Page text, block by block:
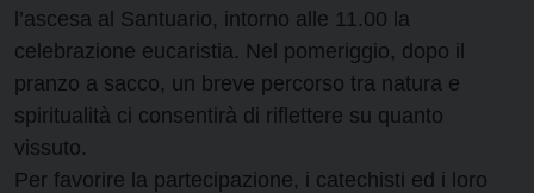
l’ascesa al Santuario, intorno alle 11.00 la
celebrazione eucaristia. Nel pomeriggio, dopo il
pranzo a sacco, un breve percorso tra natura e
spiritualità ci consentirà di riflettere su quanto
vissuto.
Per favorire la partecipazione, i catechisti ed i loro